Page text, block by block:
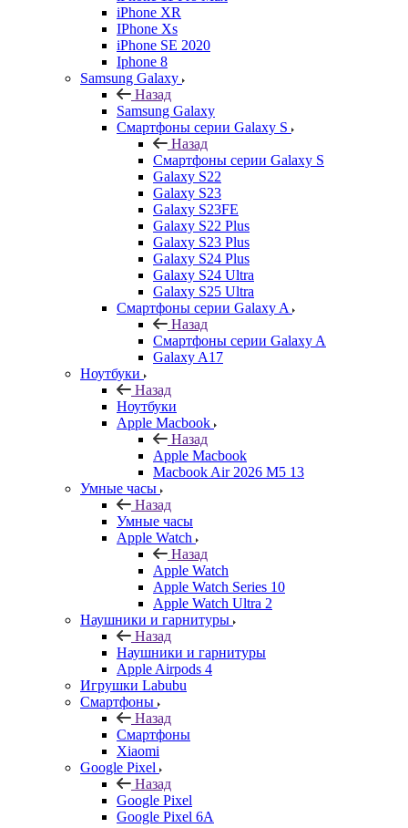
iPhone XR
IPhone Xs
iPhone SE 2020
Iphone 8
Samsung Galaxy
Назад
Samsung Galaxy
Смартфоны серии Galaxy S
Назад
Смартфоны серии Galaxy S
Galaxy S22
Galaxy S23
Galaxy S23FE
Galaxy S22 Plus
Galaxy S23 Plus
Galaxy S24 Plus
Galaxy S24 Ultra
Galaxy S25 Ultra
Смартфоны серии Galaxy A
Назад
Смартфоны серии Galaxy A
Galaxy A17
Ноутбуки
Назад
Ноутбуки
Apple Macbook
Назад
Apple Macbook
Macbook Air 2026 M5 13
Умные часы
Назад
Умные часы
Apple Watch
Назад
Apple Watch
Apple Watch Series 10
Apple Watch Ultra 2
Наушники и гарнитуры
Назад
Наушники и гарнитуры
Apple Airpods 4
Игрушки Labubu
Смартфоны
Назад
Смартфоны
Xiaomi
Google Pixel
Назад
Google Pixel
Google Pixel 6A